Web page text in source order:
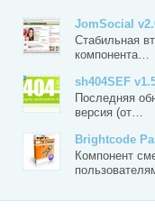
JomSocial
Стабильная
компонента…
sh404SEF
Последняя
версия (от…
Brightcode
Компонент